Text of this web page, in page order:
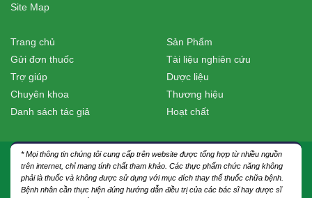
Site Map
Trang chủ
Gửi đơn thuốc
Trợ giúp
Chuyên khoa
Danh sách tác giả
Sản Phẩm
Tài liệu nghiên cứu
Dược liệu
Thương hiệu
Hoạt chất
* Mọi thông tin chúng tôi cung cấp trên website được tổng hợp từ nhiều nguồn
trên internet, chỉ mang tính chất tham khảo. Các thực phẩm chức năng không
phải là thuốc và không được sử dụng với mục đích thay thế thuốc chữa bệnh.
Bệnh nhân cần thực hiện đúng hướng dẫn điều trị của các bác sĩ hay dược sĩ